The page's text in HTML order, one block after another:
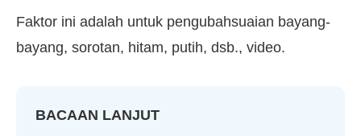
Faktor ini adalah untuk pengubahsuaian bayang-
bayang, sorotan, hitam, putih, dsb., video.
BACAAN LANJUT